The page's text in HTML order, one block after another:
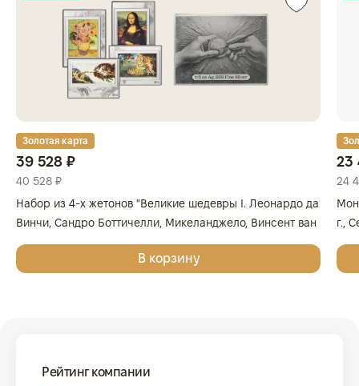
Золотая карта
39 528 ₽
40 528 ₽
Набор из 4-х жетонов "Великие шедевры I. Леонардо да
Винчи, Сандро Боттичелли, Микеланджело, Винсент ван
Гог", 2025г., Серебро, 62,2 гр., проба 999, ГЕРМАНИЯ
В корзину
23
24
г.,
Рейтинг компании